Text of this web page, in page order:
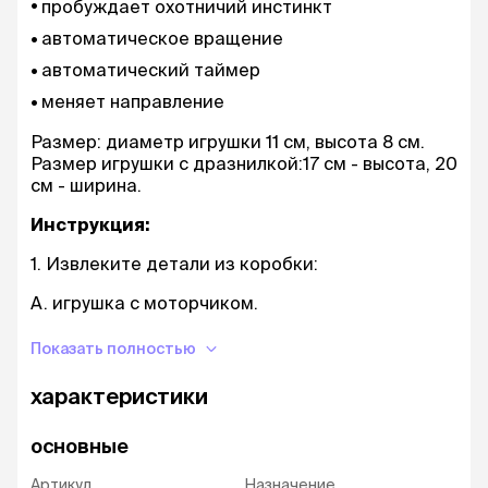
пробуждает охотничий инстинкт
автоматическое вращение
автоматический таймер
меняет направление
Размер: диаметр игрушки 11 см, высота 8 см.
Размер игрушки с дразнилкой:17 см - высота, 20
см - ширина.
Инструкция:
1. Извлеките детали из коробки:
А. игрушка с моторчиком.
Б. стержень.
помощью крестообразной отвертки (не входит
Показать полностью
характеристики
основные